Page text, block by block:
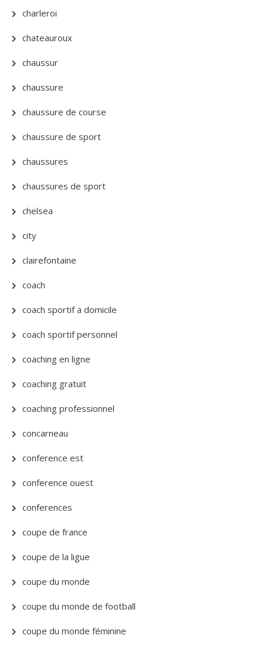
charleroi
chateauroux
chaussur
chaussure
chaussure de course
chaussure de sport
chaussures
chaussures de sport
chelsea
city
clairefontaine
coach
coach sportif a domicile
coach sportif personnel
coaching en ligne
coaching gratuit
coaching professionnel
concarneau
conference est
conference ouest
conferences
coupe de france
coupe de la ligue
coupe du monde
coupe du monde de football
coupe du monde féminine